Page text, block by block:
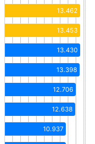
13.462
13.453
13.430
13.398
12.706
12.638
10.937